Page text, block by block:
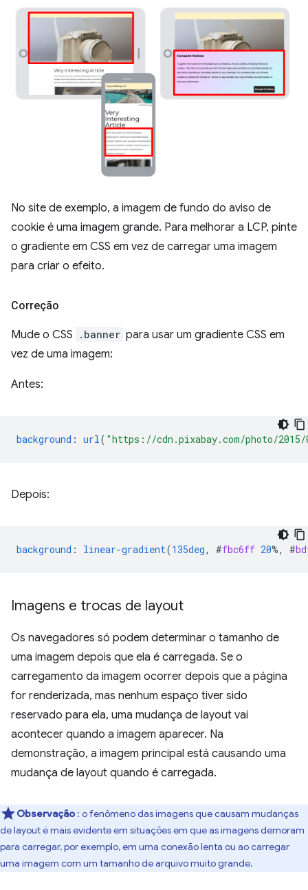
No site de exemplo, a imagem de fundo do aviso de
cookie é uma imagem grande. Para melhorar a LCP, pinte
o gradiente em CSS em vez de carregar uma imagem
para criar o efeito.
Correção
Mude o CSS .banner para usar um gradiente CSS em
vez de uma imagem:
Antes:
background : url( "https://cdn.pixabay.com/photo/
Depois:
background : linear-gradient(135deg, #fbc6ff 20%, #
Imagens e trocas de layout
Os navegadores só podem determinar o tamanho de
uma imagem depois que ela é carregada. Se o
carregamento da imagem ocorrer depois que a página
for renderizada, mas nenhum espaço tiver sido
reservado para ela, uma mudança de layout vai
acontecer quando a imagem aparecer. Na
demonstração, a imagem principal está causando uma
mudança de layout quando é carregada.
Observação : o fenômeno das imagens que causam mudanças
de layout é mais evidente em situações em que as imagens demoram
para carregar, por exemplo, em uma conexão lenta ou ao carregar
uma imagem com um tamanho de arquivo muito grande.